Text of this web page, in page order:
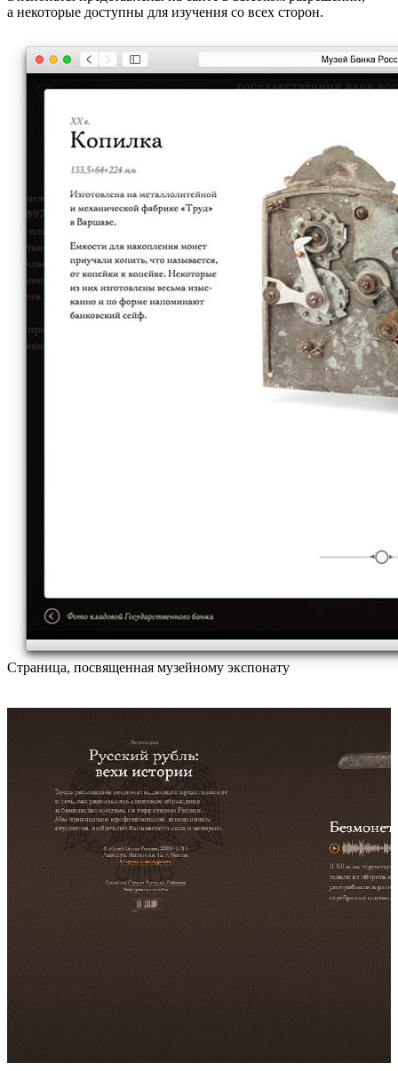
а некоторые доступны для изучения со всех сторон.
Страница, посвященная музейному экспонату